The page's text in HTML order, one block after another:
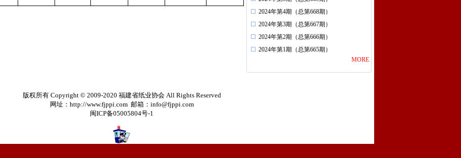
2024年第4期（总第668期）
2024年第3期（总第667期）
2024年第2期（总第666期）
2024年第1期（总第665期）
MORE
版权所有 Copyright © 2009-2020 福建省纸业协会 All Rights Reserved
网址：http://www.fjppi.com 邮箱：info@fjppi.com
闽ICP备05005804号-1